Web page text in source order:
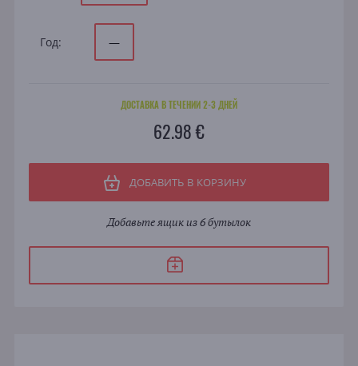
Год: —
ДОСТАВКА В ТЕЧЕНИИ 2-3 ДНЕЙ
62.98 €
ДОБАВИТЬ В КОРЗИНУ
Добавьте ящик из 6 бутылок